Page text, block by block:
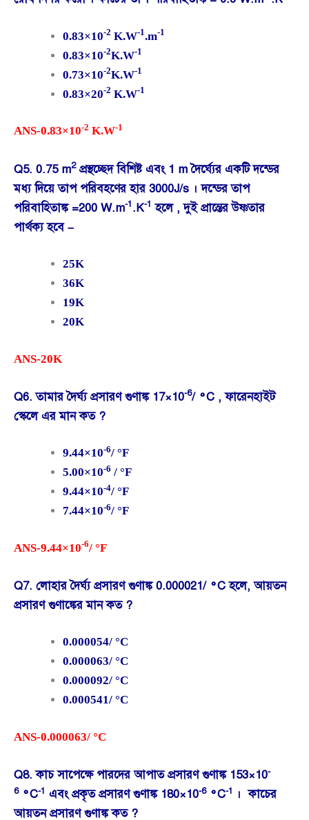
0.83×10-2 K.W-1.m-1
0.83×10-2K.W-1
0.73×10-2K.W-1
0.83×20-2 K.W-1
ANS-0.83×10-2 K.W-1
Q5. 0.75 m2প্রস্থচ্ছেদ বিশিষ্ট এবং 1 m দৈর্ঘ্যের একটি দন্ডের
মধ্য দিয়ে তাপ পরিবহণের হার 3000J/s । দন্ডের তাপ
পরিবাহিতাঙ্ক =200 W.m-1.K-1 হলে , দুই প্রান্তের উষ্ণতার
পার্থক্য হবে –
25K
36K
19K
20K
ANS-20K
Q6. তামার দৈর্ঘ্য প্রসারণ গুণাঙ্ক 17×10-6/ °C , ফারেনহাইট
স্কেলে এর মান কত ?
9.44×10-6/ °F
5.00×10-6 / °F
9.44×10-4/ °F
7.44×10-6/ °F
ANS-9.44×10-6/ °F
Q7. লোহার দৈর্ঘ্য প্রসারণ গুণাঙ্ক 0.000021/ °C হলে, আয়তন
প্রসারণ গুণাঙ্কের মান কত ?
0.000054/ °C
0.000063/ °C
0.000092/ °C
0.000541/ °C
ANS-0.000063/ °C
Q8. কাচ সাপেক্ষে পারদের আপাত প্রসারণ গুণাঙ্ক 153×10-
6°C-1 এবং প্রকৃত প্রসারণ গুণাঙ্ক 180×10-6°C-1
। কাচের
আয়তন প্রসারণ গুণাঙ্ক কত ?